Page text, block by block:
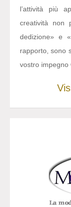
l’attività più
creatività non
dedizione» e
rapporto, sono
vostro impegno